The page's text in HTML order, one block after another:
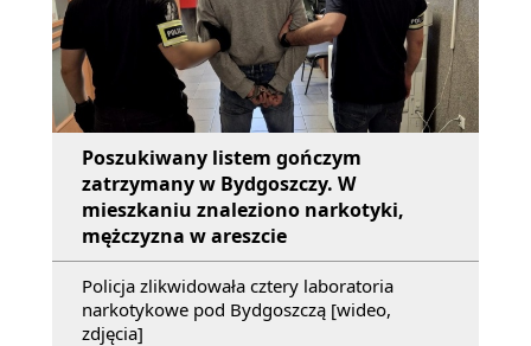
Poszukiwany listem gończym
zatrzymany w Bydgoszczy. W
mieszkaniu znaleziono narkotyki,
mężczyzna w areszcie
Policja zlikwidowała cztery laboratoria
narkotykowe pod Bydgoszczą [wideo,
zdjęcia]